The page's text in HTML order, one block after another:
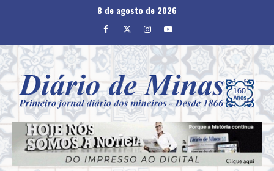
8 de agosto de 2026
Facebook
TwitterInstagram
Youtube